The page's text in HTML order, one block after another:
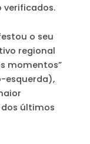
verificados.
o seu
regional
momentos”
esquerda),
últimos